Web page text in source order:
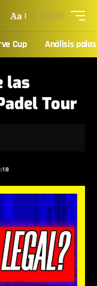
Aa
Cup Análisis palas
las
Tour